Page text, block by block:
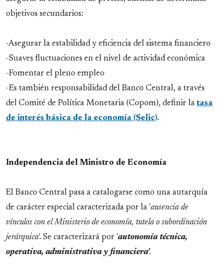
objetivos secundarios:
-Asegurar la estabilidad y eficiencia del sistema financiero
-Suaves fluctuaciones en el nivel de actividad económica
-Fomentar el pleno empleo
-Es también responsabilidad del Banco Central, a través
del Comité de Política Monetaria (Copom), definir la tasa
de interés básica de la economía (Selic).
Independencia del Ministro de Economía
El Banco Central pasa a catalogarse como una autarquía
de carácter especial caracterizada por la 'ausencia de
vínculos con el Ministerio de economía, tutela o subordinación
jerárquica'. Se caracterizará por 'autonomía técnica,
operativa, administrativa y financiera'.